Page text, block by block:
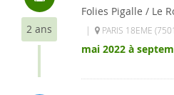
2 ans
Folies Pigalle / Le
| PARIS 18EME
mai 2022 à